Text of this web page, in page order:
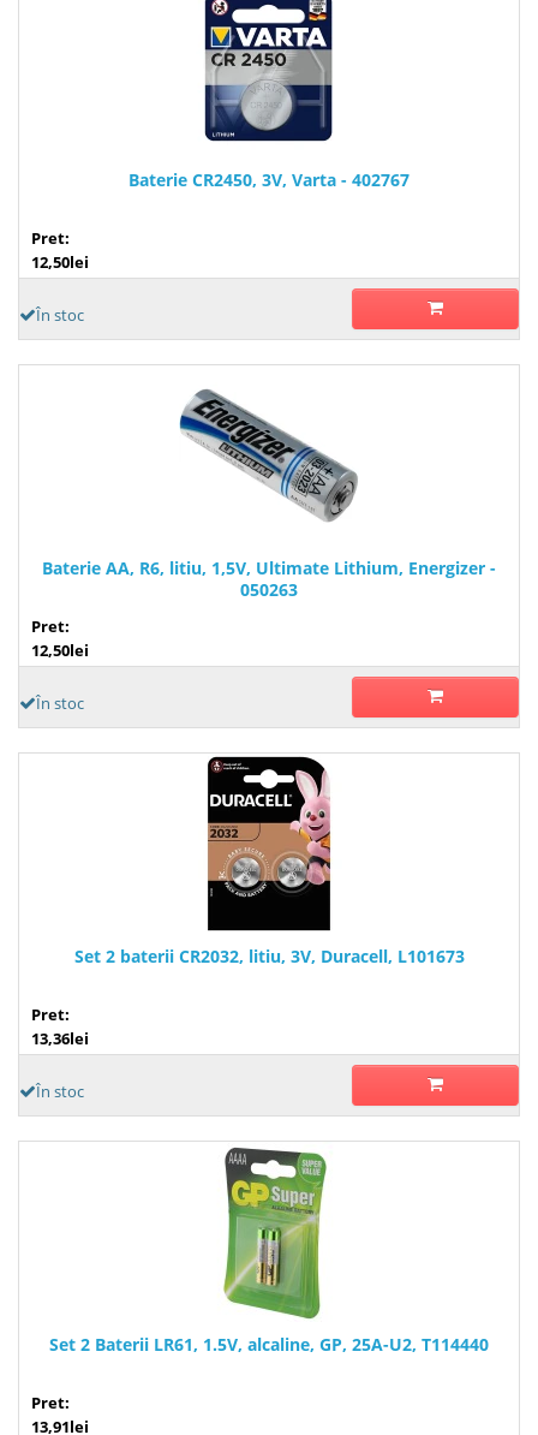
Baterie CR2450, 3V, Varta - 402767
Pret:
12,50lei
În stoc
Baterie AA, R6, litiu, 1,5V, Ultimate Lithium, Energizer -
050263
Pret:
12,50lei
În stoc
Set 2 baterii CR2032, litiu, 3V, Duracell, L101673
Pret:
13,36lei
În stoc
Set 2 Baterii LR61, 1.5V, alcaline, GP, 25A-U2, T114440
Pret:
13,91lei